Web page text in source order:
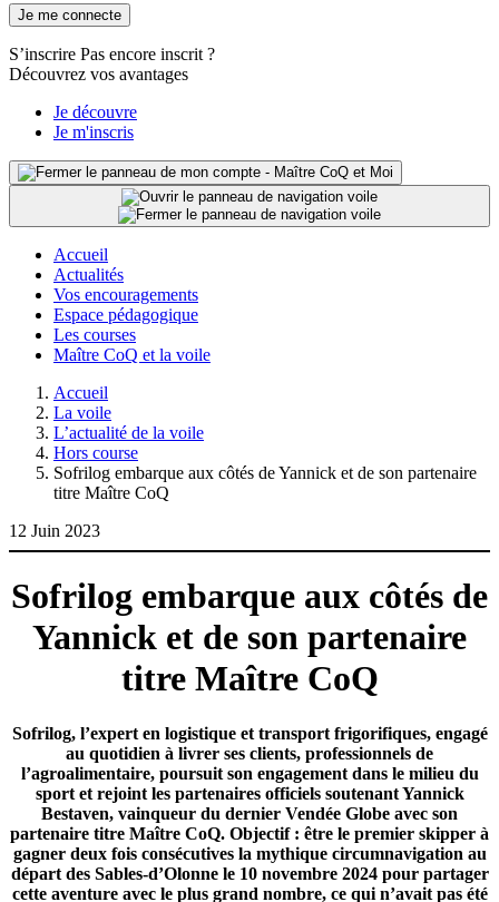
Je me connecte
S’inscrire Pas encore inscrit ?
Découvrez vos avantages
Je découvre
Je m'inscris
Accueil
Actualités
Vos encouragements
Espace pédagogique
Les courses
Maître CoQ et la voile
Accueil
La voile
L’actualité de la voile
Hors course
Sofrilog embarque aux côtés de Yannick et de son partenaire
titre Maître CoQ
12 Juin 2023
Sofrilog embarque aux côtés de
Yannick et de son partenaire
titre Maître CoQ
Sofrilog, l’expert en logistique et transport frigorifiques, engagé
au quotidien à livrer ses clients, professionnels de
l’agroalimentaire, poursuit son engagement dans le milieu du
sport et rejoint les partenaires officiels soutenant Yannick
Bestaven, vainqueur du dernier Vendée Globe avec son
partenaire titre Maître CoQ. Objectif : être le premier skipper à
gagner deux fois consécutives la mythique circumnavigation au
départ des Sables-d’Olonne le 10 novembre 2024 pour partager
cette aventure avec le plus grand nombre, ce qui n’avait pas été